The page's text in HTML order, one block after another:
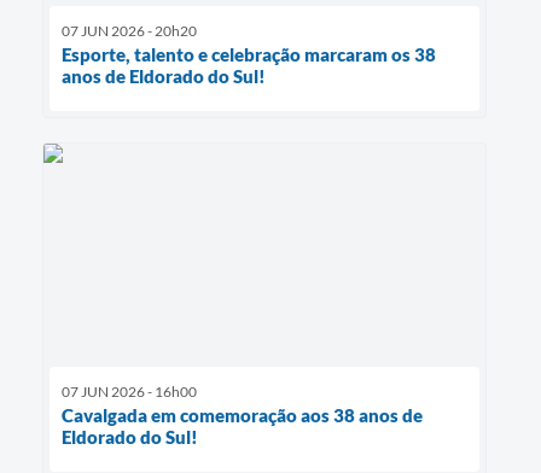
07 JUN 2026 - 20h20
Esporte, talento e celebração marcaram os 38
anos de Eldorado do Sul!
07 JUN 2026 - 16h00
Cavalgada em comemoração aos 38 anos de
Eldorado do Sul!